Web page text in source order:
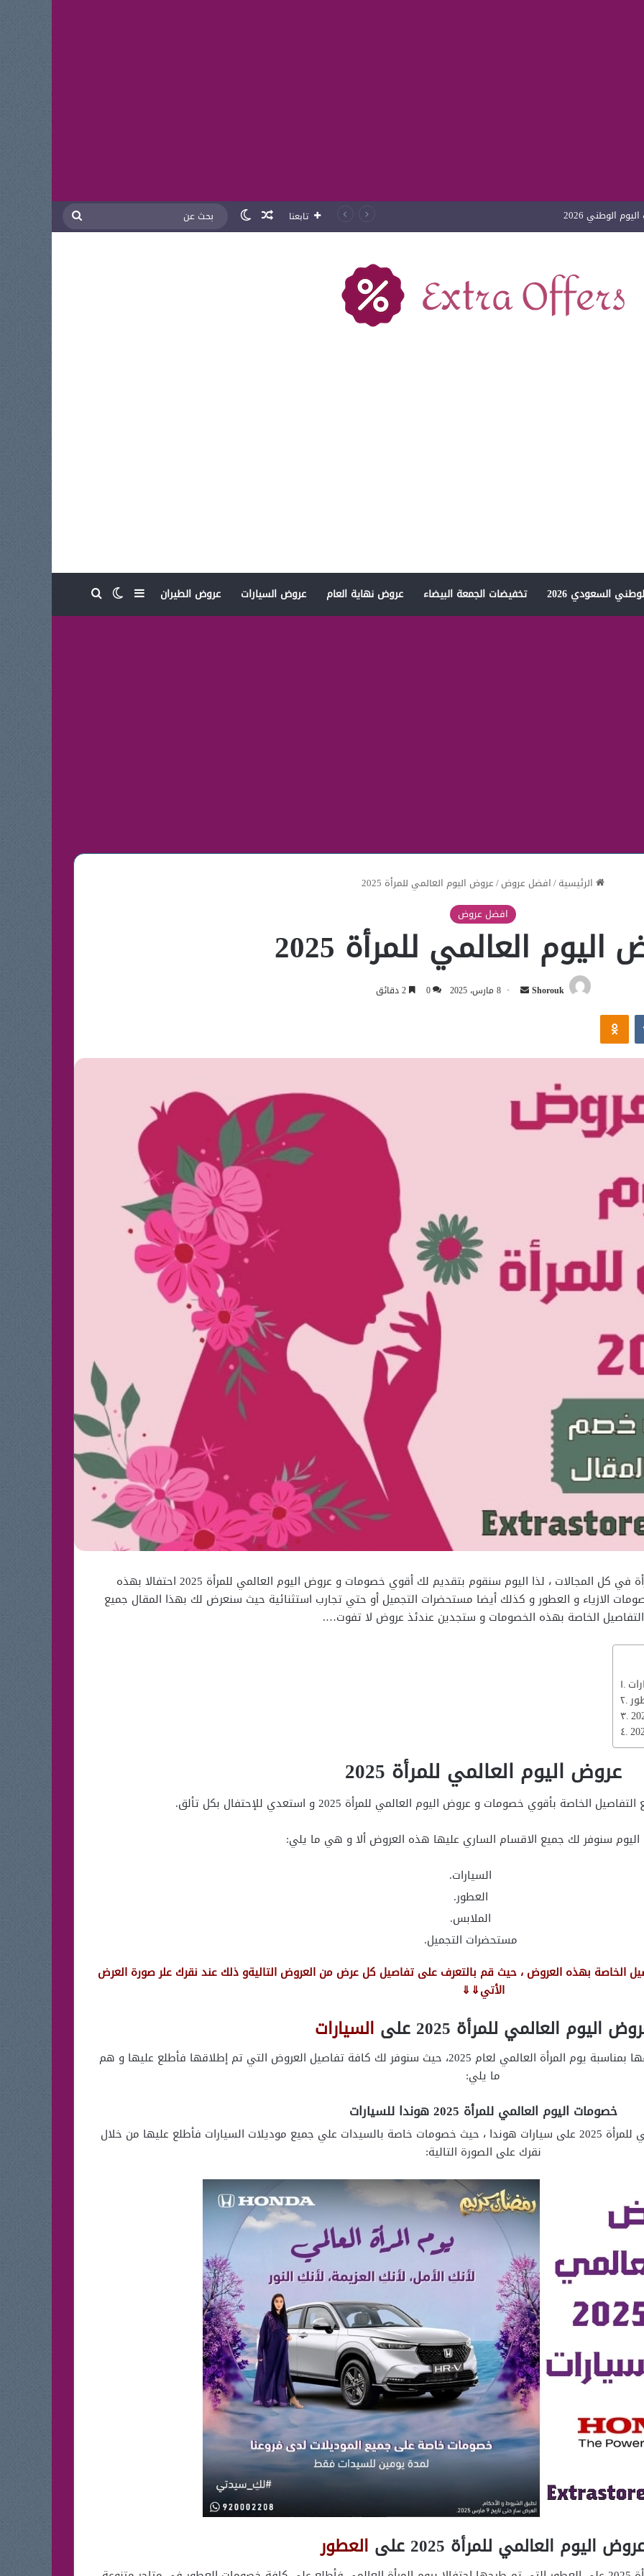
الوطني 2026 تابعنا مقال عشوائي
الوضع المظلم
بحث
السعودي 2026 تخفيضات الجمعة البيضاء عروض نهاية العام عروض السيارات عروض الطيران إضافة عمود جانبي
الوضع المظلم
بحث عن
الرئيسية/افضل عروض/عروض اليوم العالمي للمرأة 2025
افضل عروض
العالمي للمرأة 2025
Shorouk
أرسل 8 مارس، 2025 0 2 دقائق
Odnoklassniki
في اليوم العالمي للمرأة نحتفل بإنجازات المرأة في كل المجالات ، لذا اليوم سنقوم بتقديم لك أقوي خصومات و عروض اليوم العالمي للمرأة 2025 احتفالا بهذه
الازياء و العطور و كذلك أيضا مستحضرات التجميل أو حتي تجارب استثنائية حيث سنعرض لك بهذا المقال جميع
التفاصيل الخاصة بهذه الخصومات و ستجدين عندئذ عروض لا تفوت….
عروض اليوم العالمي للمرأة 2025
بأقوي خصومات و عروض اليوم العالمي للمرأة 2025 و استعدي للإحتفال بكل تألق.
اليوم سنوفر لك جميع الاقسام الساري عليها هذه العروض ألا و هي ما يلي:
السيارات.
العطور.
الملابس.
مستحضرات التجميل.
الخاصة بهذه العروض ، حيث قم بالتعرف على تفاصيل كل عرض من العروض التاليةو ذلك عند نقرك علر صورة العرض
الأتي⇓⇓
اليوم العالمي للمرأة 2025 على السيارات
أولا سنوضح لك خصومات السيارات التي تم إطلاقها بمناسبة يوم المرأة العالمي لعام 2025، حيث سنوفر لك كافة تفاصيل العروض التي تم إطلاقها فأطلع عليها و هم
ما يلي:
خصومات اليوم العالمي للمرأة 2025 هوندا للسيارات
حيث أولا سنوضح لك تفاصيل عروض اليوم العالمي للمرأة 2025 على سيارات هوندا ، حيث خصومات خاصة بالسيدات علي جميع موديلات السيارات فأطلع عليها من خلال
نقرك على الصورة التالية:
اليوم العالمي للمرأة 2025 على العطور